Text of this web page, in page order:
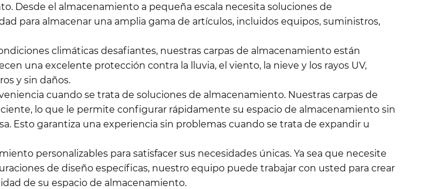
Desde el almacenamiento a pequeña escala necesita soluciones de
para almacenar una amplia gama de artículos, incluidos equipos, suministros,
climáticas desafiantes, nuestras carpas de almacenamiento están
una excelente protección contra la lluvia, el viento, la nieve y los rayos UV,
y sin daños.
cuando se trata de soluciones de almacenamiento. Nuestras carpas de
lo que le permite configurar rápidamente su espacio de almacenamiento sin
Esto garantiza una experiencia sin problemas cuando se trata de expandir u
personalizables para satisfacer sus necesidades únicas. Ya sea que necesite
de diseño específicas, nuestro equipo puede trabajar con usted para crear
de su espacio de almacenamiento.